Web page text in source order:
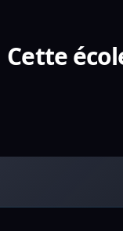
Cette